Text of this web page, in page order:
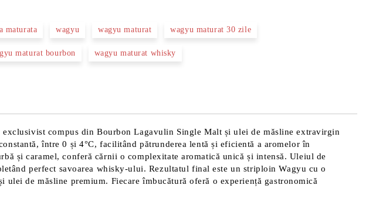
maturata wagyu wagyu maturat wagyu maturat 30 zile
maturat bourbon wagyu maturat whisky
compus din Bourbon Lagavulin Single Malt și ulei de măsline extravirgin
între 0 și 4°C, facilitând pătrunderea lentă și eficientă a aromelor în
și caramel, conferă cărnii o complexitate aromatică unică și intensă. Uleiul de
perfect savoarea whisky-ului. Rezultatul final este un striploin Wagyu cu o
de măsline premium. Fiecare îmbucătură oferă o experiență gastronomică